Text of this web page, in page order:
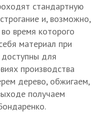
стандартную
и, возможно,
время которого
материал при
доступны для
производства
дерево, обжигаем,
получаем